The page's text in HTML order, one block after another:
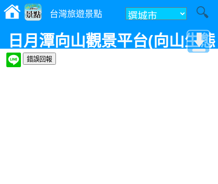
台灣旅遊景點
日月潭向山觀景平台(向山生態